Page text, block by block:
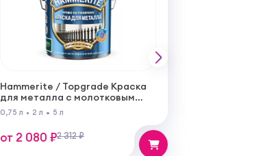
Hammerite / Topgrade Краска
для металла с молотковым
эффектом
0,75 л 2 л 5 л
от 2 080 ₽2 312 ₽